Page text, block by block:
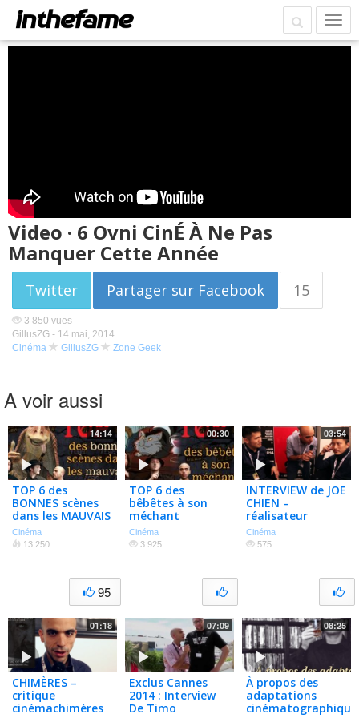
Video · 6 Ovni CinÉ À Ne Pas
Manquer Cette Année
Twitter Partager sur Facebook 15
3 850 vues
GillusZG - 14 mai, 2014
Cinéma
GillusZG Zone Geek
A voir aussi
14:14
TOP 6 des
BONNES scènes
dans les MAUVAIS
films
Cinéma
13 250
95
00:30
TOP 6 des
bêbêtes à son
méchant
Cinéma
3 925
03:54
INTERVIEW de JOE
CHIEN –
réalisateur
taïwanais (The
Apostle, Zombie
Cinéma
575
01:18
CHIMÈRES –
critique
cinémachimères
07:09
Exclus Cannes
2014 : Interview
De Timo
08:25
À propos des
adaptations